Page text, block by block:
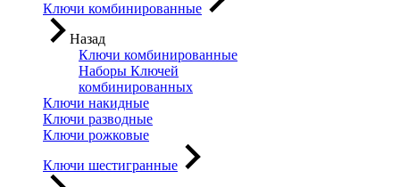
Ключи комбинированные
Назад
Ключи комбинированные
Наборы Ключей
комбинированных
Ключи накидные
Ключи разводные
Ключи рожковые
Ключи шестигранные